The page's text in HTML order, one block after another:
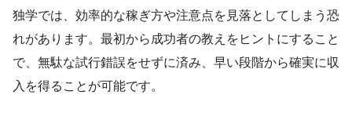
独学では、効率的な稼ぎ方や注意点を見落としてしまう恐
れがあります。最初から成功者の教えをヒントにすること
で、無駄な試行錯誤をせずに済み、早い段階から確実に収
入を得ることが可能です。